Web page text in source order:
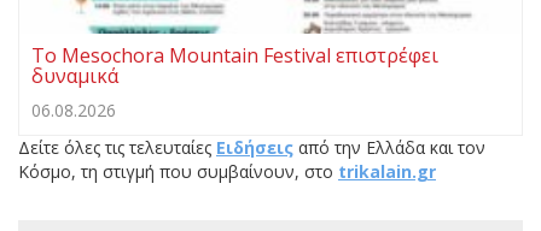
Το Mesochora Mountain Festival επιστρέφει
δυναμικά
06.08.2026
Δείτε όλες τις τελευταίες Ειδήσεις από την Ελλάδα και τον
Κόσμο, τη στιγμή που συμβαίνουν, στο trikalain.gr